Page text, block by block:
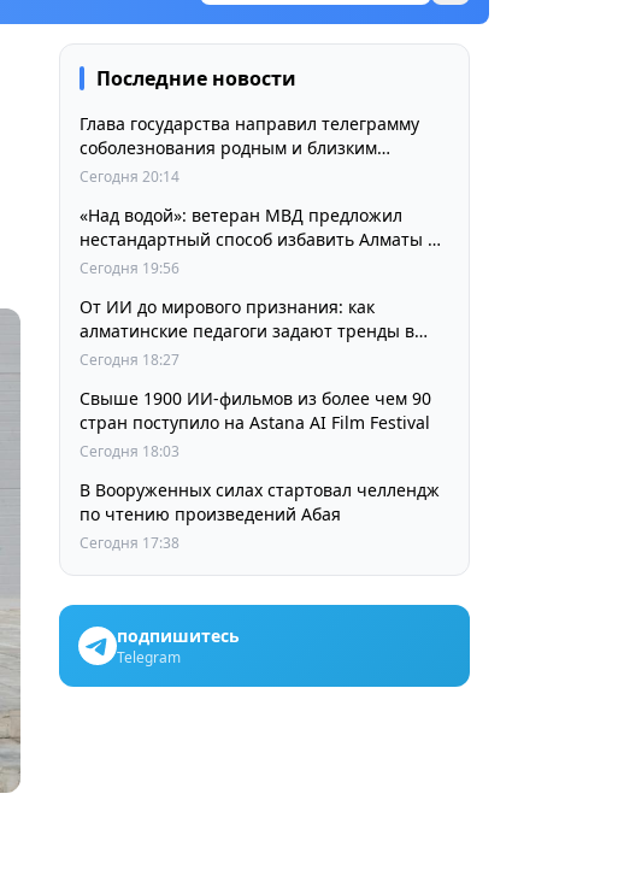
Последние новости
Глава государства направил телеграмму
соболезнования родным и близким
выдающегося кинорежиссера Ардака
Сегодня 20:14
«Над водой»: ветеран МВД предложил
нестандартный способ избавить Алматы от
пробок и смога
Сегодня 19:56
От ИИ до мирового признания: как
алматинские педагоги задают тренды в
изучении языков
Сегодня 18:27
Свыше 1900 ИИ-фильмов из более чем 90
стран поступило на Astana AI Film Festival
Сегодня 18:03
В Вооруженных силах стартовал челлендж
по чтению произведений Абая
Сегодня 17:38
подпишитесь
Telegram